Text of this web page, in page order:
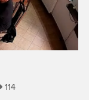
114